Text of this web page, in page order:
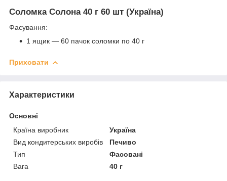
Соломка Солона 40 г 60 шт (Україна)
Фасування:
1 ящик — 60 пачок соломки по 40 г
Приховати
Характеристики
Основні
Країна виробник
Україна
Вид кондитерських виробів
Печиво
Тип
Фасовані
Вага
40 г